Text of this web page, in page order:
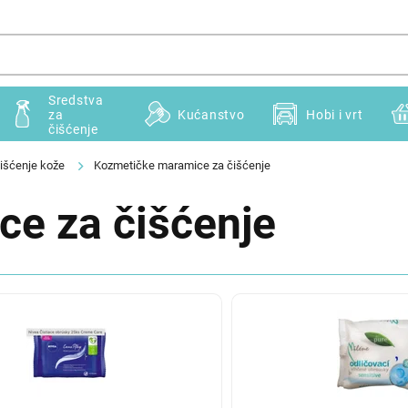
Sredstva
za
čišćenje
Kućanstvo Hobi i vrt
kože Kozmetičke maramice za čišćenje
za čišćenje